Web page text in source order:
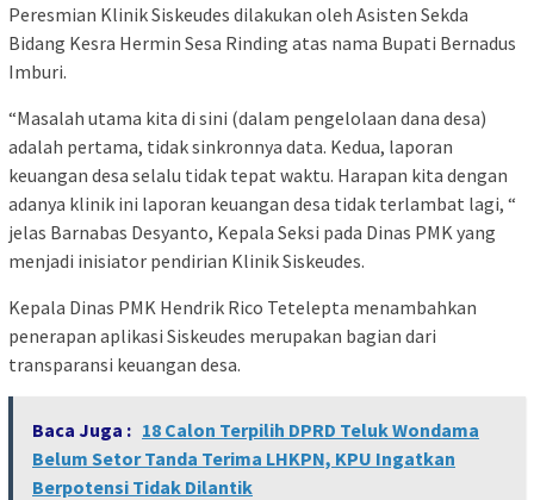
Peresmian Klinik Siskeudes dilakukan oleh Asisten Sekda
Bidang Kesra Hermin Sesa Rinding atas nama Bupati Bernadus
Imburi.
“Masalah utama kita di sini (dalam pengelolaan dana desa)
adalah pertama, tidak sinkronnya data. Kedua, laporan
keuangan desa selalu tidak tepat waktu. Harapan kita dengan
adanya klinik ini laporan keuangan desa tidak terlambat lagi, “
jelas Barnabas Desyanto, Kepala Seksi pada Dinas PMK yang
menjadi inisiator pendirian Klinik Siskeudes.
Kepala Dinas PMK Hendrik Rico Tetelepta menambahkan
penerapan aplikasi Siskeudes merupakan bagian dari
transparansi keuangan desa.
Baca Juga : 18 Calon Terpilih DPRD Teluk Wondama
Belum Setor Tanda Terima LHKPN, KPU Ingatkan
Berpotensi Tidak Dilantik